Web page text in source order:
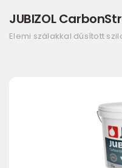
JUBIZOL
Elemi szálakkal dúsított